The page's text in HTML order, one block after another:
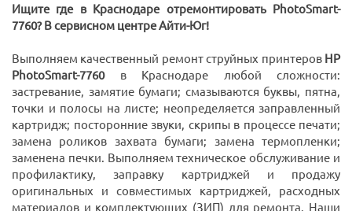
Ищите где в Краснодаре отремонтировать PhotoSmart-
7760? В сервисном центре Айти-Юг!
Выполняем качественный ремонт струйных принтеров HP
PhotoSmart-7760в Краснодаре любой сложности:
застревание, замятие бумаги; смазываются буквы, пятна,
точки и полосы на листе; неопределяется заправленный
картридж; посторонние звуки, скрипы в процессе печати;
замена роликов захвата бумаги; замена термопленки;
заменена печки. Выполняем техническое обслуживание и
профилактику, заправку картриджей и продажу
оригинальных и совместимых картриджей, расходных
материалов и комплектующих (ЗИП) для ремонта. Наши